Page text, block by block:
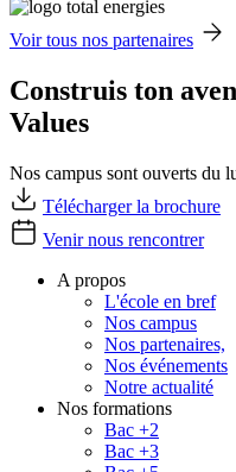
Voir tous nos partenaires
Construis ton
Values
Nos campus sont ouverts du
Télécharger la brochure
Venir nous rencontrer
A propos
L'école en bref
Nos campus
Nos partenaires,
Nos événements
Notre actualité
Nos formations
Bac +2
Bac +3